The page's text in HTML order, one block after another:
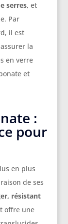
serres, et
Par
il est
la
en verre
et
:
pour
en plus
de ses
résistant
offre une